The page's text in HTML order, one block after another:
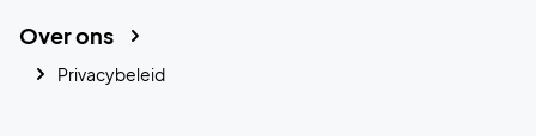
Over ons
Privacybeleid